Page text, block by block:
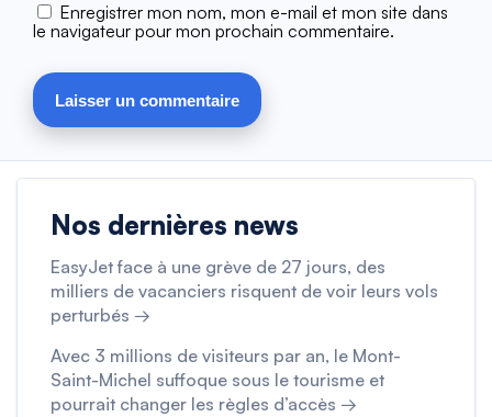
Enregistrer mon nom, mon e-mail et mon site dans
le navigateur pour mon prochain commentaire.
Nos dernières news
EasyJet face à une grève de 27 jours, des
milliers de vacanciers risquent de voir leurs vols
perturbés →
Avec 3 millions de visiteurs par an, le Mont-
Saint-Michel suffoque sous le tourisme et
pourrait changer les règles d’accès →